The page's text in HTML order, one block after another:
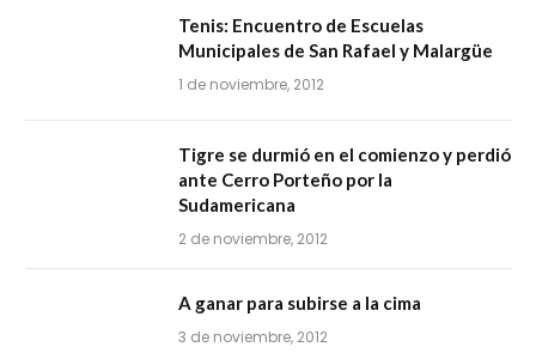
Tenis: Encuentro de Escuelas
Municipales de San Rafael y Malargüe
1 de noviembre, 2012
Tigre se durmió en el comienzo y perdió
ante Cerro Porteño por la
Sudamericana
2 de noviembre, 2012
A ganar para subirse a la cima
3 de noviembre, 2012